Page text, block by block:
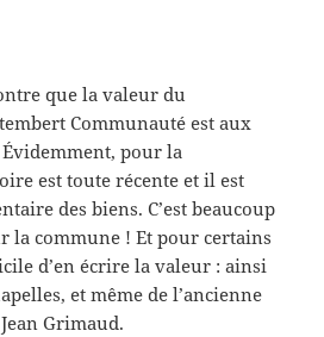
que la valeur du
Communauté est aux
pour la
est toute récente et il est
des biens. C’est beaucoup
la commune ! Et pour certains
d’en écrire la valeur : ainsi
et même de l’ancienne
Grimaud.